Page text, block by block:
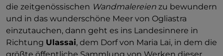
die zeitgenössischen Wandmalereien zu bewundern
und in das wunderschöne Meer von Ogliastra
einzutauchen, dann geht es ins Landesinnere in
Richtung Ulassai, dem Dorf von Maria Lai, in dem die